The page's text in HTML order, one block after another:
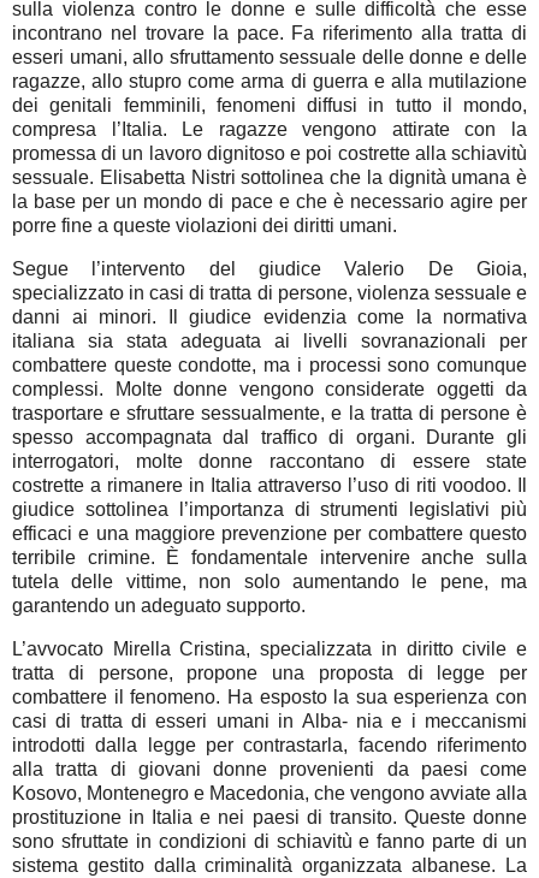
sulla violenza contro le donne e sulle difficoltà che esse
incontrano nel trovare la pace. Fa riferimento alla tratta di
esseri umani, allo sfruttamento sessuale delle donne e delle
ragazze, allo stupro come arma di guerra e alla mutilazione
dei genitali femminili, fenomeni diffusi in tutto il mondo,
compresa l’Italia. Le ragazze vengono attirate con la
promessa di un lavoro dignitoso e poi costrette alla schiavitù
sessuale. Elisabetta Nistri sottolinea che la dignità umana è
la base per un mondo di pace e che è necessario agire per
porre fine a queste violazioni dei diritti umani.
Segue l’intervento del giudice Valerio De Gioia,
specializzato in casi di tratta di persone, violenza sessuale e
danni ai minori. Il giudice evidenzia come la normativa
italiana sia stata adeguata ai livelli sovranazionali per
combattere queste condotte, ma i processi sono comunque
complessi. Molte donne vengono considerate oggetti da
trasportare e sfruttare sessualmente, e la tratta di persone è
spesso accompagnata dal traffico di organi. Durante gli
interrogatori, molte donne raccontano di essere state
costrette a rimanere in Italia attraverso l’uso di riti voodoo. Il
giudice sottolinea l’importanza di strumenti legislativi più
efficaci e una maggiore prevenzione per combattere questo
terribile crimine. È fondamentale intervenire anche sulla
tutela delle vittime, non solo aumentando le pene, ma
garantendo un adeguato supporto.
L’avvocato Mirella Cristina, specializzata in diritto civile e
tratta di persone, propone una proposta di legge per
combattere il fenomeno. Ha esposto la sua esperienza con
casi di tratta di esseri umani in Alba- nia e i meccanismi
introdotti dalla legge per contrastarla, facendo riferimento
alla tratta di giovani donne provenienti da paesi come
Kosovo, Montenegro e Macedonia, che vengono avviate alla
prostituzione in Italia e nei paesi di transito. Queste donne
sono sfruttate in condizioni di schiavitù e fanno parte di un
sistema gestito dalla criminalità organizzata albanese. La